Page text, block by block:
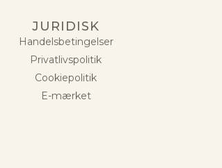
JURIDISK
Handelsbetingelser
Privatlivspolitik
Cookiepolitik
E-mærket